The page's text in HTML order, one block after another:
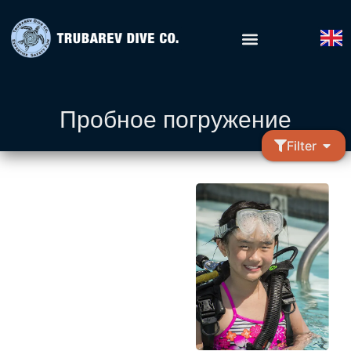
Пробное погружение
Filter